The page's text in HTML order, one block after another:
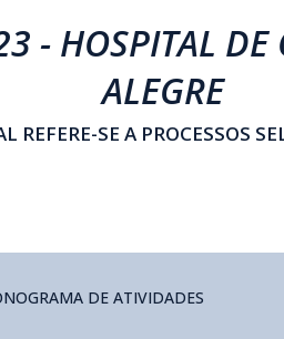
- HOSPITAL DE
ALEGRE
REFERE-SE A PROCESSOS
DE ATIVIDADES